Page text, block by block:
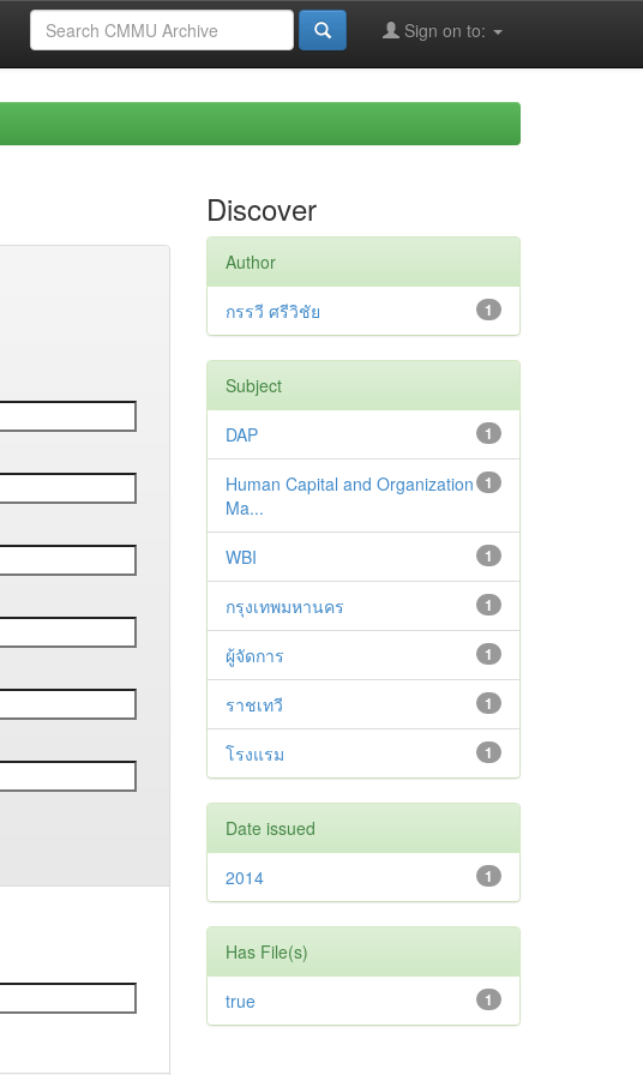
Sign on to:
Discover
Author
1
กรรวี ศรีวิชัย
Subject
1
DAP
1
Human Capital and Organization
Ma...
1
WBI
1
กรุงเทพมหานคร
1
ผู้จัดการ
1
ราชเทวี
1
โรงแรม
Date issued
1
2014
Has File(s)
1
true